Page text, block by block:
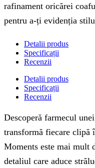
rafinament oricărei
pentru a-ți evidenția
Detalii produs
Specificații
Recenzii
Detalii produs
Specificații
Recenzii
Descoperă farmecul
transformă fiecare clipă
Moments este mai mult
detaliul care aduce